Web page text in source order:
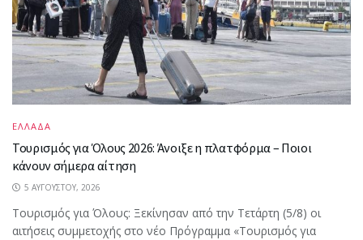
ΕΛΛΑΔΑ
Τουρισμός για Όλους 2026: Άνοιξε η πλατφόρμα – Ποιοι
κάνουν σήμερα αίτηση
5 ΑΥΓΟΎΣΤΟΥ, 2026
Τουρισμός για Όλους: Ξεκίνησαν από την Τετάρτη (5/8) οι
αιτήσεις συμμετοχής στο νέο Πρόγραμμα «Τουρισμός για